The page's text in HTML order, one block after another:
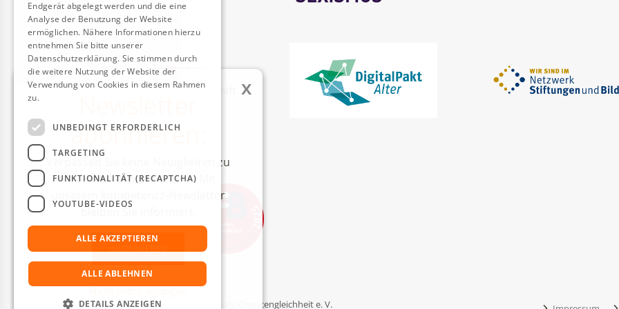
AUSZEICHNUNGEN
© Kompetenzzentrum Technik-Diversity-Chancengleichheit e. V.
abonnieren:
Verpassen Sie keine Neuigkeiten zu
unseren Aktivitäten mehr! Mit
unserem kompetenzz-Newsletter
bleiben Sie informiert.
Nicht mehr anzeigen
x
Endgerät abgelegt werden und die eine
Analyse der Benutzung der Website
ermöglichen. Nähere Informationen hierzu
entnehmen Sie bitte unserer
Datenschutzerklärung. Sie stimmen durch
die weitere Nutzung der Website der
Verwendung von Cookies in diesem Rahmen
zu.
UNBEDINGT ERFORDERLICH
TARGETING
FUNKTIONALITÄT (RECAPTCHA)
YOUTUBE-VIDEOS
ALLE AKZEPTIEREN
ALLE ABLEHNEN
DETAILS ANZEIGEN